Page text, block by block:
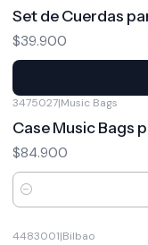
Set de Cuerdas
$39.900
3475027|Music Bags
Case Music Bags
$84.900
Cantidad
4483001|Bilbao